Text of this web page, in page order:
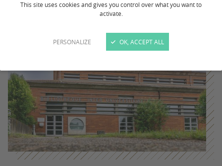
This site uses cookies and gives you control over what you want to
activate.
PERSONALIZE OK, ACCEPT ALL